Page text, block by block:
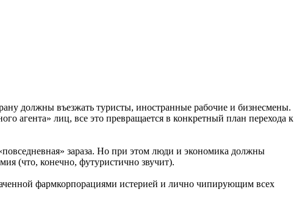
должны въезжать туристы, иностранные рабочие и бизнесмены.
агента» лиц, все это превращается в конкретный план перехода к
зараза. Но при этом люди и экономика должны
(что, конечно, футуристично звучит).
фармкорпорациями истерией и лично чипирующим всех